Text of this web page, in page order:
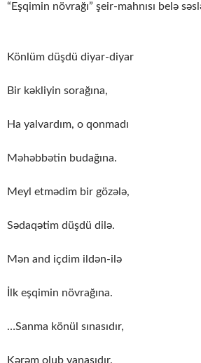
“Eşqimin növrağı” şeir-mahnısı belə
Könlüm düşdü diyar-diyar
Bir kəkliyin sorağına,
Ha yalvardım, o qonmadı
Məhəbbətin budağına.
Meyl etmədim bir gözələ,
Sədaqətim düşdü dilə.
Mən and içdim ildən-ilə
İlk eşqimin növrağına.
…Sanma könül sınasıdır,
Kərəm olub yanasıdır.